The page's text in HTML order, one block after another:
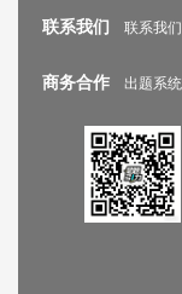
联系我们 联系我们
商务合作 出题系统